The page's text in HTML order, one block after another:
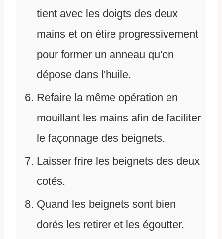
tient avec les doigts des deux
mains et on étire progressivement
pour former un anneau qu'on
dépose dans l'huile.
Refaire la même opération en
mouillant les mains afin de faciliter
le façonnage des beignets.
Laisser frire les beignets des deux
cotés.
Quand les beignets sont bien
dorés les retirer et les égoutter.